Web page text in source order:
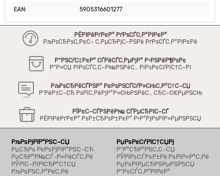
EAN: 5905316601277
РЁРІРёРґРєР° РґРѕСЃС‚Р°РІРєР°
РљРѕСЂРѕС‚РєС– С‚РµСЂРјС–РЅРё РґРѕСЃС‚Р°РІРєРё
Р“РЅСѓС‡РєР° СЃРёСЃС‚РµРјР° Р·РЅРёР¶РѕРє
Р”Р»СЏ РїРѕСЃС‚С–Р№РЅРёС… РїРѕРєСѓРїС†С–РІ
РљРѕСЂРёСЃРЅР° РєРѕРЅСЃСѓР»СЊС‚Р°С†С–СЏ
Р’РёР±С–СЂ РѕРїС‚РёРјР°Р»СЊРЅРёС… СЂС–С€РµРЅСЊ
РЇРєС–СЃРЅРёР№ СЃРµСЂРІС–СЃ
РЁРІРёРґРєР° РѕР±СЂРѕР±РєР° Р·Р°РјРѕРІР»РµРЅРЅСЏ
РљРѕРјРїР°РЅС–СЏ
РџСЂРѕ РєРѕРјРїР°РЅС–СЋ
РџСЂР°Р№СЃ-Р»РёСЃС‚Рё
РЎРїС–РІРїСЂР°С†СЏ
РљРѕРЅС‚Р°РєС‚Рё
РџРѕРєСѓРїС†СЏРј
Р“Р°СЂР°РЅС‚С–СЏ
РЎРїРѕСЃРѕР±Рё РѕРїР»Р°С‚Рё
РџРѕРІРµСЂРЅРµРЅРЅСЏ
Р”РѕСЃС‚Р°РІРєР°